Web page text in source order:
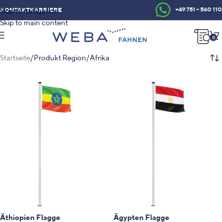
Skip to navigation
Skip to main content
KONTAKTKARRIERE +49 751 – 560 110
0
Startseite Produkt Region Afrika
Äthiopien Flagge
Ägypten Flagge